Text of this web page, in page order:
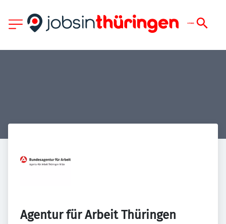
Agentur für Arbeit Thüringen